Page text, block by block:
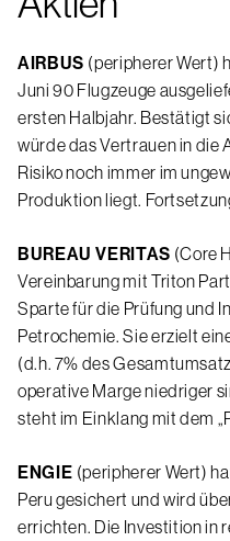
AIRBUS (peripherer Wert)
Juni 90 Flugzeuge
ersten Halbjahr. Bestätigt
würde das Vertrauen in die
Risiko noch immer im
Produktion liegt.
BUREAU VERITAS (Core
Vereinbarung mit Triton
Sparte für die Prüfung und
Petrochemie. Sie erzielt
(d.h. 7% des
operative Marge niedriger
steht im Einklang mit dem
ENGIE (peripherer Wert)
Peru gesichert und wird
errichten. Die Investition in